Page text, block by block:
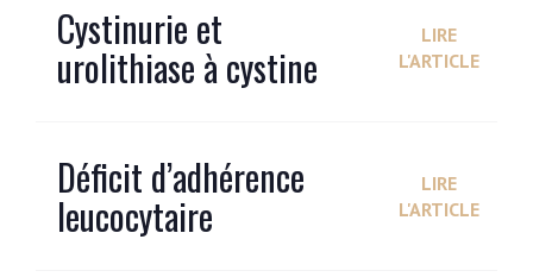
Cystinurie et
urolithiase à cystine
LIRE
L'ARTICLE
Déficit d’adhérence
leucocytaire
LIRE
L'ARTICLE